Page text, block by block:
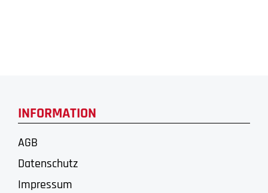
INFORMATION
AGB
Datenschutz
Impressum